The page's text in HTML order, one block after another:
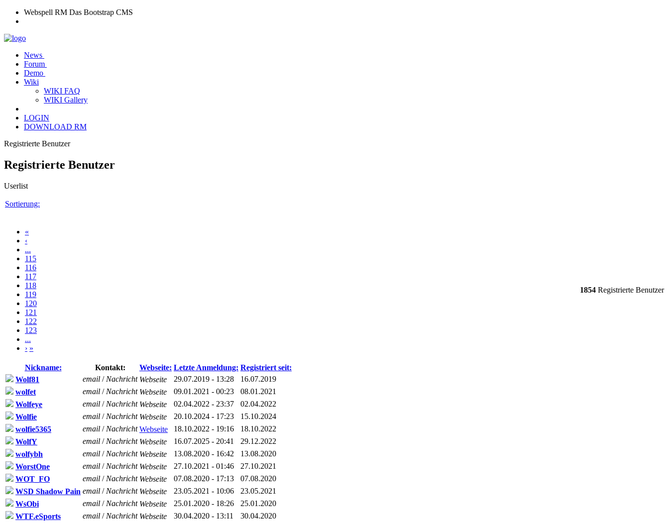
Webspell RM Das Bootstrap CMS
News
Forum
Demo
Wiki
WIKI FAQ
WIKI Gallery
LOGIN
DOWNLOAD RM
Registrierte Benutzer
Registrierte Benutzer
Userlist
Sortierung:
«
‹
...
115
116
117
118
119
120
121
122
123
...
› »
1854 Registrierte Benutzer
Nickname: Kontakt: Webseite: Letzte Anmeldung: Registriert seit:
Wolf81
email / Nachricht Webseite 29.07.2019 - 13:28
16.07.2019
wolfet
email / Nachricht Webseite 09.01.2021 - 00:23
08.01.2021
Wolfeye
email / Nachricht Webseite 02.04.2022 - 23:37
02.04.2022
Wolfie
email / Nachricht Webseite 20.10.2024 - 17:23
15.10.2024
wolfie5365
email / Nachricht Webseite 18.10.2022 - 19:16
18.10.2022
WolfY
email / Nachricht Webseite 16.07.2025 - 20:41
29.12.2022
wolfybh
email / Nachricht Webseite 13.08.2020 - 16:42
13.08.2020
WorstOne
email / Nachricht Webseite 27.10.2021 - 01:46
27.10.2021
WOT_FO
email / Nachricht Webseite 07.08.2020 - 17:13
07.08.2020
WSD Shadow Pain email / Nachricht Webseite 23.05.2021 - 10:06
23.05.2021
WsObi
email / Nachricht Webseite 25.01.2020 - 18:26
25.01.2020
WTF.eSports
email / Nachricht Webseite 30.04.2020 - 13:11
30.04.2020